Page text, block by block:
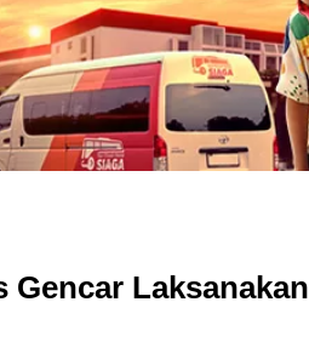
Gencar Laksanakan